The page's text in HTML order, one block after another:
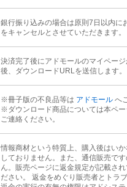
銀行振り込みの場合は原則7日以内に
をキャンセルとさせていただきます。
決済完了後にアドモールのマイペー
後、ダウンロードURLを送信します。
※冊子版の不良品等は アドモールへ
※ダウンロード商品については本ペ
ご連絡ください。
情報商材という特質上、購入後はい
しておりません。また、通信販売で
ん。販売ページに返金規定が記載さ
ださい。 返金をめぐり販売者とトラ